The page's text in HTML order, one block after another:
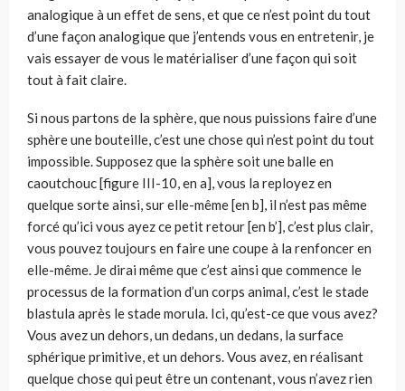
analogique à un effet de sens, et que ce n’est point du tout
d’une façon analogique que j’entends vous en entretenir, je
vais essayer de vous le matérialiser d’une façon qui soit
tout à fait claire.
Si nous partons de la sphère, que nous puissions faire d’une
sphère une bou­teille, c’est une chose qui n’est point du tout
impossible. Supposez que la sphè­re soit une balle en
caoutchouc [figure III-10, en a], vous la reployez en
quelque sorte ainsi, sur elle-même [en b], il n’est pas même
forcé qu’ici vous ayez ce petit retour [en b’], c’est plus clair,
vous pouvez toujours en faire une coupe à la renfoncer en
elle-même. Je dirai même que c’est ainsi que commence le
pro­cessus de la formation d’un corps animal, c’est le stade
blastula après le stade morula. Ici, qu’est-ce que vous avez?
Vous avez un dehors, un dedans, un dedans, la surface
sphérique primitive, et un dehors. Vous avez, en réalisant
quelque chose qui peut être un contenant, vous n’avez rien